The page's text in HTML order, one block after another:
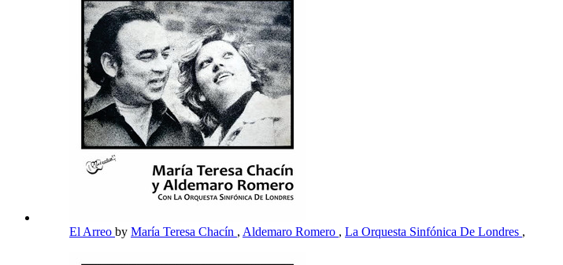
El Arreo by María Teresa Chacín , Aldemaro Romero , La Orquesta Sinfónica De Londres ,